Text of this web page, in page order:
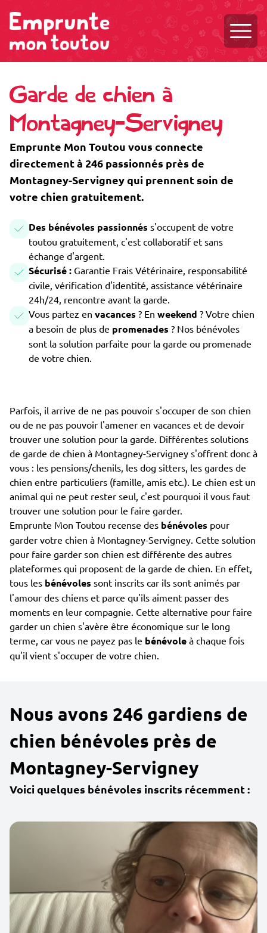
Garde de chien à
Montagney-Servigney
Emprunte Mon Toutou vous connecte
directement à 246 passionnés près de
Montagney-Servigney qui prennent soin de
votre chien gratuitement.
Des bénévoles passionnés s'occupent de votre
toutou gratuitement, c'est collaboratif et sans
échange d'argent.
Sécurisé : Garantie Frais Vétérinaire, responsabilité
civile, vérification d'identité, assistance vétérinaire
24h/24, rencontre avant la garde.
Vous partez en vacances ? En weekend ? Votre chien
a besoin de plus de promenades ? Nos bénévoles
sont la solution parfaite pour la garde ou promenade
de votre chien.
Parfois, il arrive de ne pas pouvoir s'occuper de son chien
ou de ne pas pouvoir l'amener en vacances et de devoir
trouver une solution pour la garde. Différentes solutions
de garde de chien à Montagney-Servigney s'offrent donc à
vous : les pensions/chenils, les dog sitters, les gardes de
chien entre particuliers (famille, amis etc.). Le chien est un
animal qui ne peut rester seul, c'est pourquoi il vous faut
trouver une solution pour le faire garder.
Emprunte Mon Toutou recense des bénévoles pour
garder votre chien à Montagney-Servigney. Cette solution
pour faire garder son chien est différente des autres
plateformes qui proposent de la garde de chien. En effet,
tous les bénévoles sont inscrits car ils sont animés par
l'amour des chiens et parce qu'ils aiment passer des
moments en leur compagnie. Cette alternative pour faire
garder un chien s'avère être économique sur le long
terme, car vous ne payez pas le bénévole à chaque fois
qu'il vient s'occuper de votre chien.
Nous avons 246 gardiens de
chien bénévoles près de
Montagney-Servigney
Voici quelques bénévoles inscrits récemment :